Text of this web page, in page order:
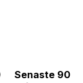
Senaste 90